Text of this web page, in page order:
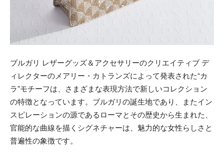
ブルガリ レザーグッズ＆アクセサリーのクリエイティブ デ
ィレクターのメアリー・カトランズによって発表された“カ
ラ”モチーフは、さまざまな表現方法で新しいコレクション
の特徴となっています。ブルガリの誕生地であり、またイン
スピレーションの源であるローマとその歴史から生まれた、
官能的な曲線を描くシグネチャーは、魅力的な女性らしさと
普遍性の象徴です。